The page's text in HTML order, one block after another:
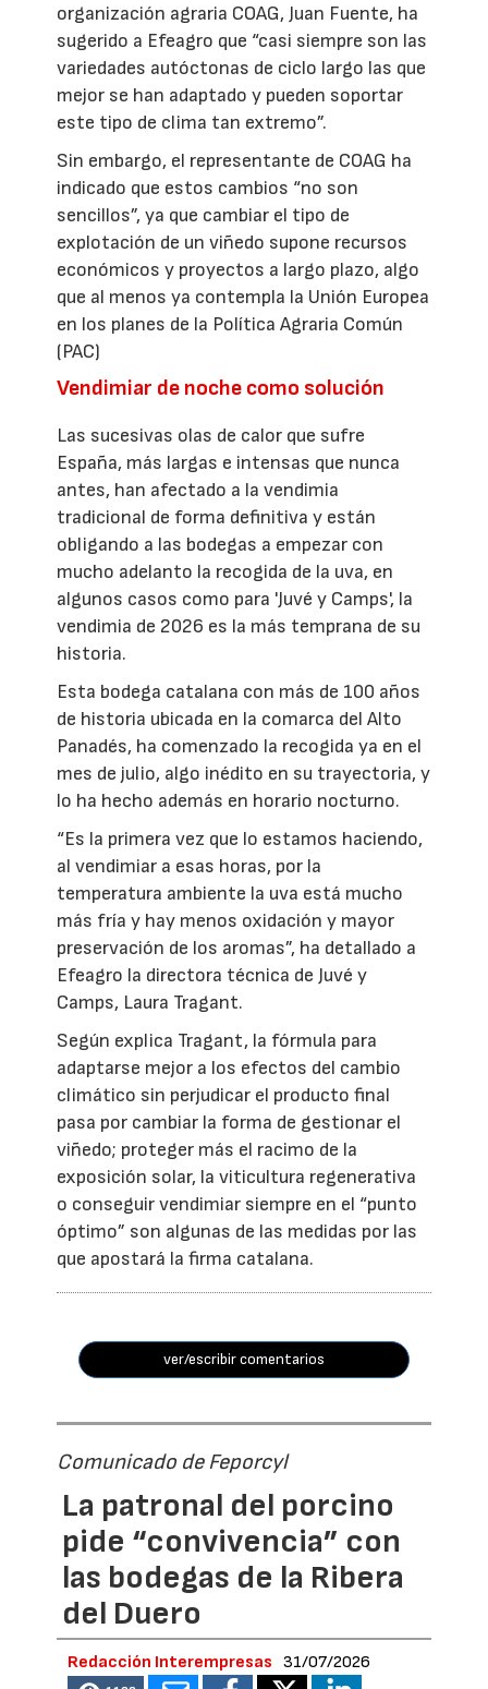
organización agraria COAG, Juan Fuente, ha
sugerido a Efeagro que “casi siempre son las
variedades autóctonas de ciclo largo las que
mejor se han adaptado y pueden soportar
este tipo de clima tan extremo”.
Sin embargo, el representante de COAG ha
indicado que estos cambios “no son
sencillos”, ya que cambiar el tipo de
explotación de un viñedo supone recursos
económicos y proyectos a largo plazo, algo
que al menos ya contempla la Unión Europea
en los planes de la Política Agraria Común
(PAC)
Vendimiar de noche como solución
Las sucesivas olas de calor que sufre
España, más largas e intensas que nunca
antes, han afectado a la vendimia
tradicional de forma definitiva y están
obligando a las bodegas a empezar con
mucho adelanto la recogida de la uva, en
algunos casos como para 'Juvé y Camps', la
vendimia de 2026 es la más temprana de su
historia.
Esta bodega catalana con más de 100 años
de historia ubicada en la comarca del Alto
Panadés, ha comenzado la recogida ya en el
mes de julio, algo inédito en su trayectoria, y
lo ha hecho además en horario nocturno.
“Es la primera vez que lo estamos haciendo,
al vendimiar a esas horas, por la
temperatura ambiente la uva está mucho
más fría y hay menos oxidación y mayor
preservación de los aromas”, ha detallado a
Efeagro la directora técnica de Juvé y
Camps, Laura Tragant.
Según explica Tragant, la fórmula para
adaptarse mejor a los efectos del cambio
climático sin perjudicar el producto final
pasa por cambiar la forma de gestionar el
viñedo; proteger más el racimo de la
exposición solar, la viticultura regenerativa
o conseguir vendimiar siempre en el “punto
óptimo” son algunas de las medidas por las
que apostará la firma catalana.
ver/escribir comentarios
Comunicado de Feporcyl
La patronal del porcino
pide “convivencia” con
las bodegas de la Ribera
del Duero
Redacción Interempresas 31/07/2026